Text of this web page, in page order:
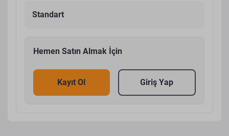
Standart
Hemen Satın Almak İçin
Kayıt Ol Giriş Yap